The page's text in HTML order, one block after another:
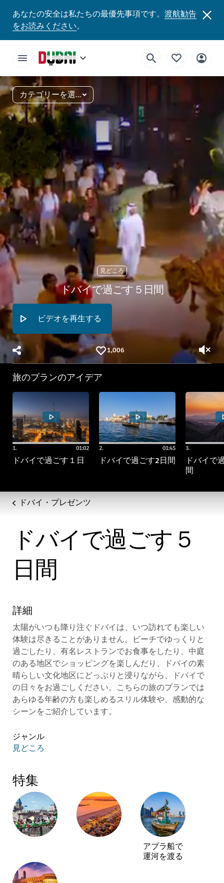
あなたの安全は私たちの最優先事項です。 渡航勧告
をお読みください。
カテゴリーを選択する
見どころ
ドバイで過ごす５日間
ビデオを再生する
1,006
旅のプランのアイデア
1. 01:02
ドバイで過ごす１日
2. 01:45
ドバイで過ごす2日間
3.
ドバイで
間
ドバイ・プレゼンツ
ドバイで過ごす５
日間
詳細
太陽がいつも降り注ぐドバイは、いつ訪れても楽しい
体験は尽きることがありません。ビーチでゆっくりと
過ごしたり、有名レストランでお食事をしたり、中庭
のある地区でショッピングを楽しんだり、ドバイの素
晴らしい文化地区にどっぷりと浸りながら、ドバイで
の日々をお過ごしください。こちらの旅のプランでは
あらゆる年齢の方も楽しめるスリル体験や、感動的な
シーンをご紹介しています。
ジャンル
見どころ
特集
アブラ船で
運河を渡る